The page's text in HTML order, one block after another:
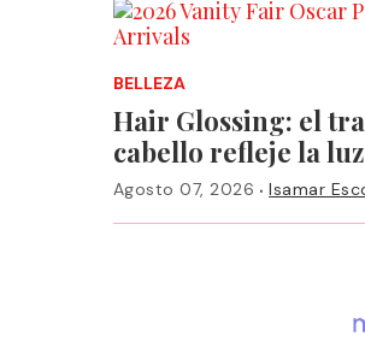
BELLEZA
Hair Glossing: el
cabello refleje la
Agosto 07, 2026 ·Isamar